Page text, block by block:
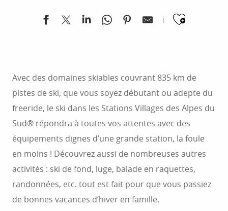
montagne pour vous proposer des séjours
Avec des domaines skiables couvrant 835 km de
pistes de ski, que vous soyez débutant ou adepte du
freeride, le ski dans les Stations Villages des Alpes du
Sud® répondra à toutes vos attentes avec des
équipements dignes d’une grande station, la foule
en moins ! Découvrez aussi de nombreuses autres
activités : ski de fond, luge, balade en raquettes,
randonnées, etc. tout est fait pour que vous passiez
de bonnes vacances d’hiver en famille.